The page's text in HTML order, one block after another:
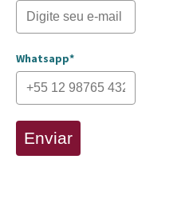
Whatsapp*
Enviar